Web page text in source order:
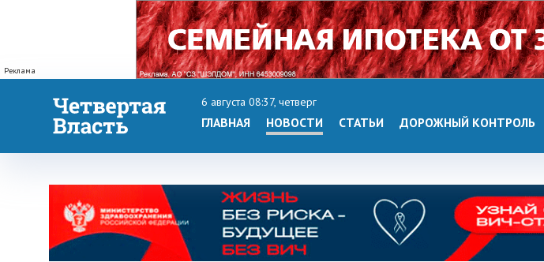
Реклама
6 августа 08:37, четверг
ГЛАВНАЯ НОВОСТИ СТАТЬИ ДОРОЖНЫЙ КОНТРОЛЬ